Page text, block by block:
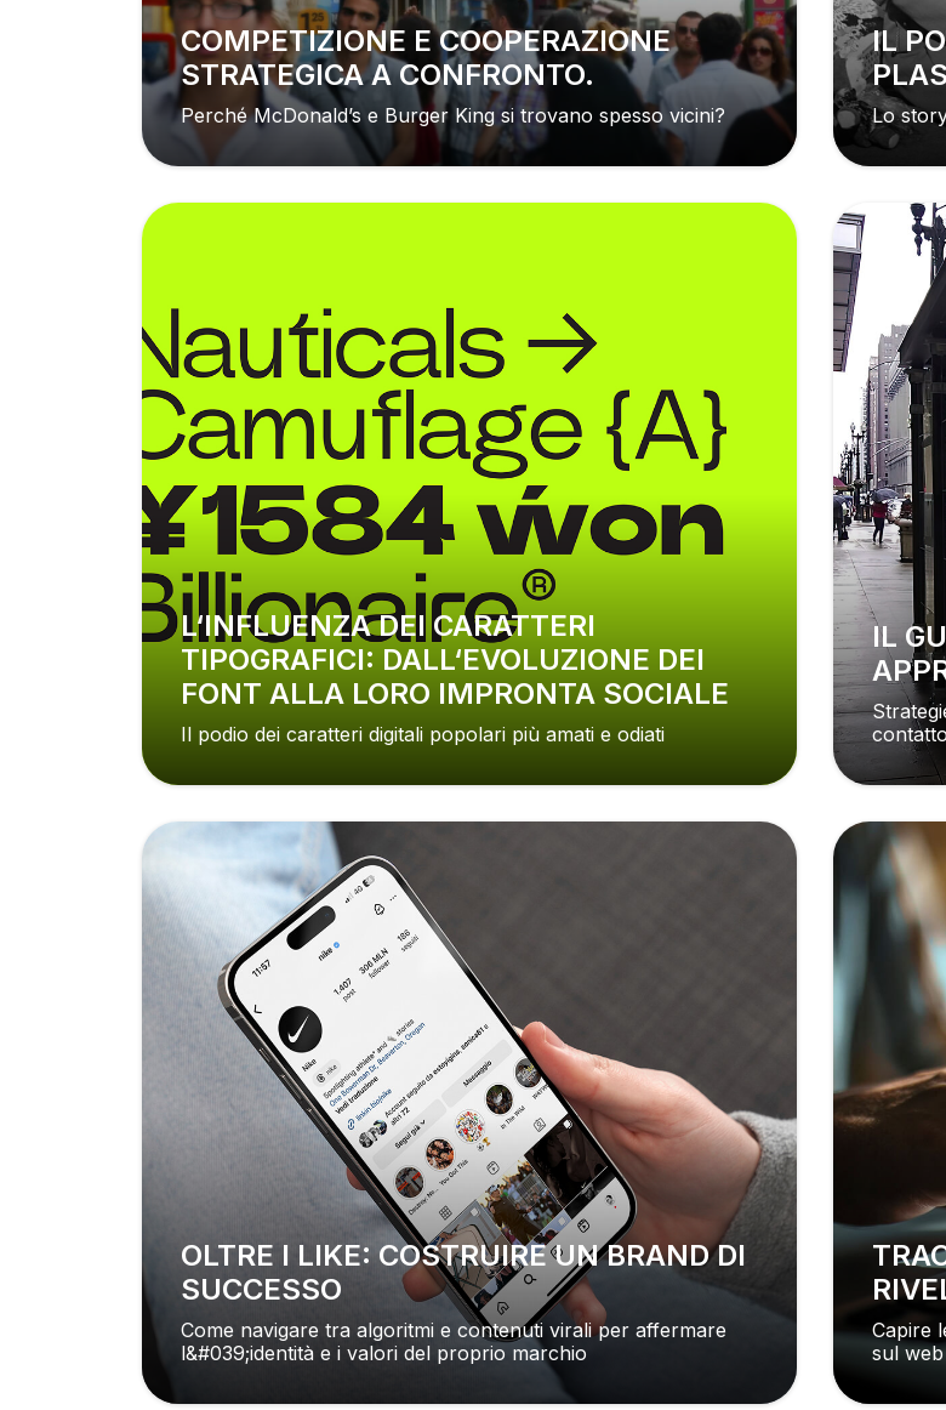
COMPETIZIONE E COOPERAZIONE
STRATEGICA A CONFRONTO.
Perché McDonald’s e Burger King si trovano spesso vicini?
IL POTERE DEL MARKETING NEL
Lo
L‘INFLUENZA DEI CARATTERI
TIPOGRAFICI: DALL‘EVOLUZIONE DEI
FONT ALLA LORO IMPRONTA SOCIALE
Il podio dei caratteri digitali popolari più amati e odiati
IL GUERRIGLIA MARKETING: UN
OLTRE I LIKE: COSTRUIRE UN BRAND DI
SUCCESSO
Come navigare tra algoritmi e contenuti virali per affermare
l&#039;identità e i valori del proprio marchio
TRACCIAMENTO ONLINE: OGNI CLICK
Capire
sul web